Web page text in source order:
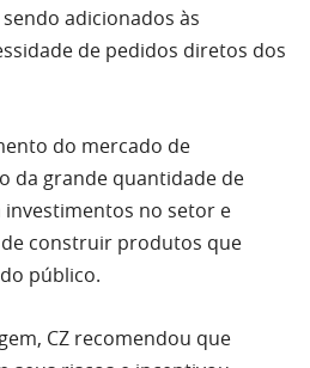
adicionados às
de pedidos diretos dos
do mercado de
da grande quantidade de
no setor e
construir produtos que
público.
CZ recomendou que